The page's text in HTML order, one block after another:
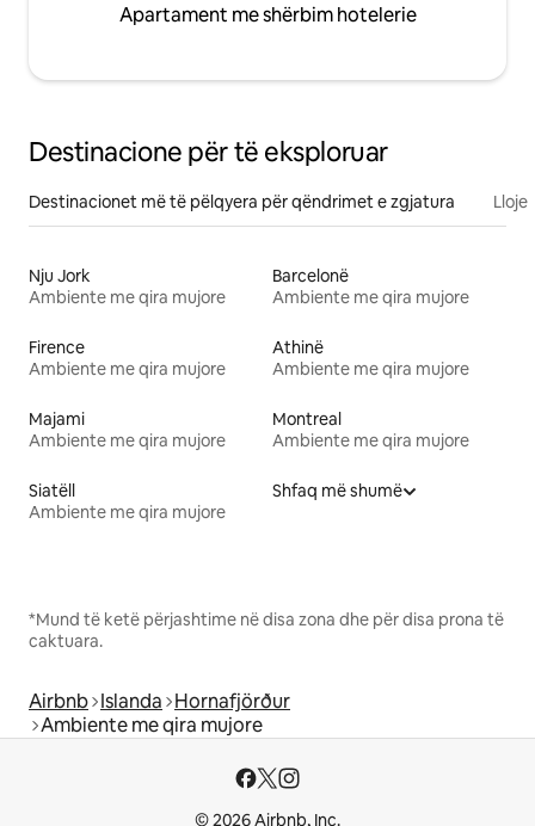
Apartament me shërbim hotelerie
Destinacione për të eksploruar
Destinacionet më të pëlqyera për qëndrimet e zgjatura
Nju Jork
Ambiente me qira mujore
Barcelonë
Ambiente me qira mujore
Firence
Ambiente me qira mujore
Athinë
Ambiente me qira mujore
Majami
Ambiente me qira mujore
Montreal
Ambiente me qira mujore
Siatëll
Ambiente me qira mujore
Shfaq më shumë
*Mund të ketë përjashtime në disa zona dhe për disa prona të
caktuara.
Airbnb Islanda Hornafjörður
Ambiente me qira mujore
© 2026 Airbnb, Inc.